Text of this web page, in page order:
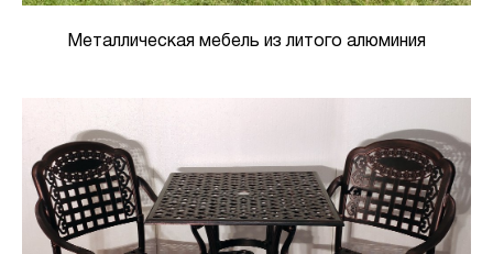
Металлическая мебель из литого алюминия